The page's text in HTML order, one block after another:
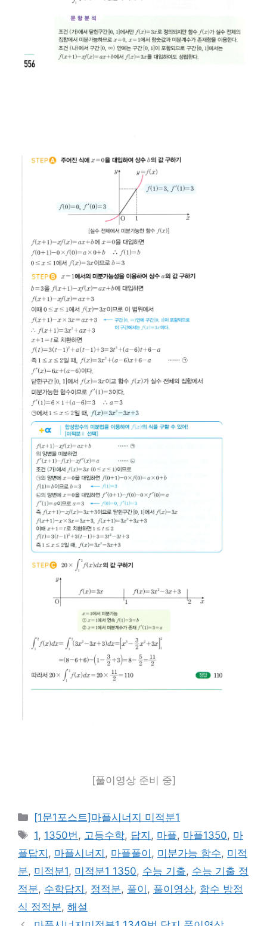
[풀이영상 준비 중]
카
테
고
리
[1문1포스트]마플시너지 미적분1
태
그
1, 1350번 , 고등수학, 답지 , 마플, 마플1350, 마
플답지 , 마플시너지 , 마플풀이 , 미분가능 함수, 미적
분, 미적분1, 미적분1 1350, 수능 기출, 수능 기출 정
적분, 수학답지 , 정적분, 풀이 , 풀이영상, 함수 방정
식 정적분, 해설